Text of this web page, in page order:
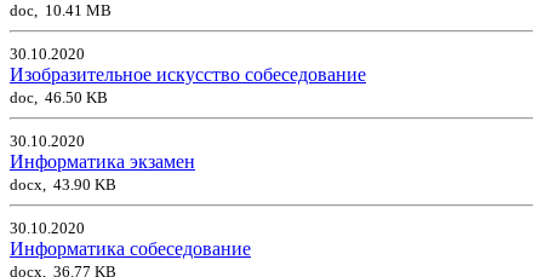
doc, 10.41 MB
30.10.2020
Изобразительное искусство собеседование
doc, 46.50 KB
30.10.2020
Информатика экзамен
docx, 43.90 KB
30.10.2020
Информатика собеседование
docx, 36.77 KB